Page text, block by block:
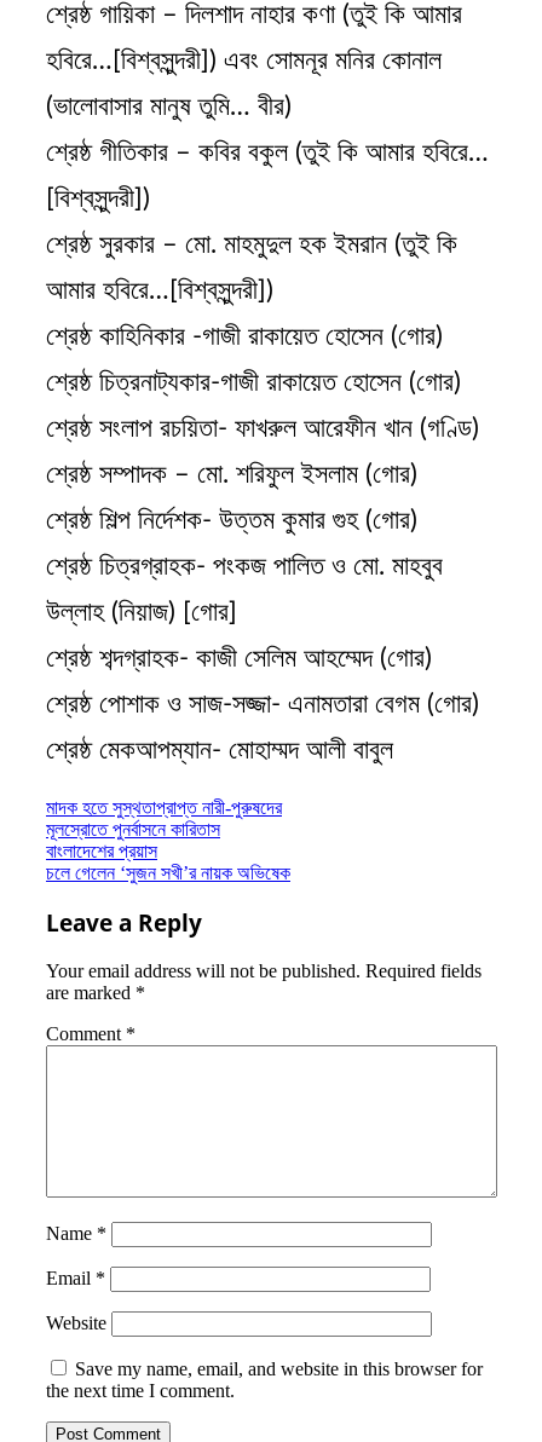
শ্রেষ্ঠ গায়িকা – দিলশাদ নাহার কণা (তুই কি আমার
হবিরে…[বিশ্বসুন্দরী]) এবং সোমনূর মনির কোনাল
(ভালোবাসার মানুষ তুমি… বীর)
শ্রেষ্ঠ গীতিকার – কবির বকুল (তুই কি আমার হবিরে…
[বিশ্বসুন্দরী])
শ্রেষ্ঠ সুরকার – মো. মাহমুদুল হক ইমরান (তুই কি
আমার হবিরে…[বিশ্বসুন্দরী])
শ্রেষ্ঠ কাহিনিকার -গাজী রাকায়েত হোসেন (গোর)
শ্রেষ্ঠ চিত্রনাট্যকার-গাজী রাকায়েত হোসেন (গোর)
শ্রেষ্ঠ সংলাপ রচয়িতা- ফাখরুল আরেফীন খান (গণ্ডি)
শ্রেষ্ঠ সম্পাদক – মো. শরিফুল ইসলাম (গোর)
শ্রেষ্ঠ শিল্প নির্দেশক- উত্তম কুমার গুহ (গোর)
শ্রেষ্ঠ চিত্রগ্রাহক- পংকজ পালিত ও মো. মাহবুব
উল্লাহ (নিয়াজ) [গোর]
শ্রেষ্ঠ শব্দগ্রাহক- কাজী সেলিম আহম্মেদ (গোর)
শ্রেষ্ঠ পোশাক ও সাজ-সজ্জা- এনামতারা বেগম (গোর)
শ্রেষ্ঠ মেকআপম্যান- মোহাম্মদ আলী বাবুল
Post
navigation
মাদক হতে সুস্থতাপ্রাপ্ত নারী-পুরুষদের
মূলস্রোতে পুনর্বাসনে কারিতাস
বাংলাদেশের প্রয়াস
চলে গেলেন ‘সুজন সখী’র নায়ক অভিষেক
Leave a Reply
Your email address will not be published. Required fields
are marked *
Comment *
Name *
Email *
Website
Save my name, email, and website in this browser for
the next time I comment.